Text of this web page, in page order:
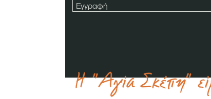
Εγγραφή